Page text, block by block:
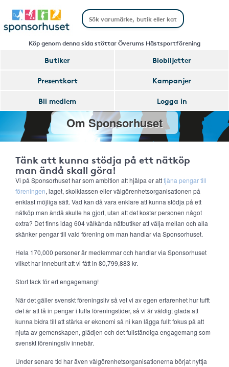
Köp genom denna sida stöttar Överums Hästsportförening
Butiker
Biobiljetter
Presentkort
Kampanjer
Bli medlem
Logga in
Om Sponsorhuset
Tänk att kunna stödja på ett nätköp
man ändå skall göra!
Vi på Sponsorhuset har som ambition att hjälpa er atttjäna pengar till
föreningen, laget, skolklassen eller välgörenhetsorganisationen på
enklast möjliga sätt. Vad kan då vara enklare att kunna stödja på ett
nätköp man ändå skulle ha gjort, utan att det kostar personen något
extra? Det finns idag 604 välkända nätbutiker att välja mellan och alla
skänker pengar till vald förening om man handlar via Sponsorhuset.
Hela 170,000 personer är medlemmar och handlar via Sponsorhuset
vilket har inneburit att vi fått in 80,799,883 kr.
Stort tack för ert engagemang!
När det gäller svenskt föreningsliv så vet vi av egen erfarenhet hur tufft
det är att få in pengar i tuffa föreningstider, så vi är väldigt glada att
kunna bidra till att stärka er ekonomi så ni kan lägga fullt fokus på att
njuta av gemenskapen, glädjen och det fullständiga engagemang som
svenskt föreningsliv innebär.
Under senare tid har även välgörenhetsorganisationerna börjat nyttja